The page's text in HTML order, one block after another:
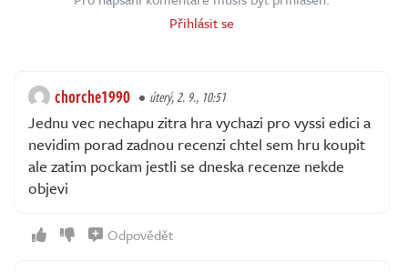
Přihlásit se
chorche1990 úterý, 2. 9., 10:51
Jednu vec nechapu zitra hra vychazi pro vyssi edici a
nevidim porad zadnou recenzi chtel sem hru koupit
ale zatim pockam jestli se dneska recenze nekde
objevi
Odpovědět